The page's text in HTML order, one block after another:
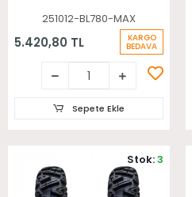
251012-BL780-MAX
5.420,80 TL KARGO
BEDAVA
Sepete Ekle
Stok:3